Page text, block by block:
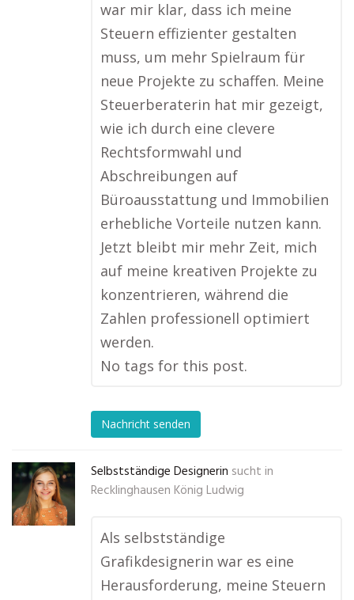
war mir klar, dass ich meine
Steuern effizienter gestalten
muss, um mehr Spielraum für
neue Projekte zu schaffen. Meine
Steuerberaterin hat mir gezeigt,
wie ich durch eine clevere
Rechtsformwahl und
Abschreibungen auf
Büroausstattung und Immobilien
erhebliche Vorteile nutzen kann.
Jetzt bleibt mir mehr Zeit, mich
auf meine kreativen Projekte zu
konzentrieren, während die
Zahlen professionell optimiert
werden.
No tags for this post.
Nachricht senden
Selbstständige Designerin sucht in
Recklinghausen König Ludwig
Als selbstständige
Grafikdesignerin war es eine
Herausforderung, meine Steuern